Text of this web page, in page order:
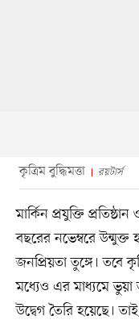
কৃত্রিম বুদ্ধিমত্তা রয়টার্স
মার্কিন প্রযুক্তি
বছরের নভেম্বরে
জনপ্রিয়তা তুঙ্গে। তবে
মধ্যেও এর মাধ্যমে ভুয়া
উদ্বেগ তৈরি হয়েছে।